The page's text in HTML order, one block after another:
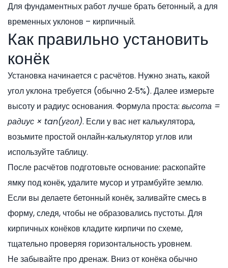
Для фундаментных работ лучше брать бетонный, а для
временных уклонов – кирпичный.
Как правильно установить
конёк
Установка начинается с расчётов. Нужно знать, какой
угол уклона требуется (обычно 2‑5%). Далее измерьте
высоту и радиус основания. Формула проста: высота =
радиус × tan(угол). Если у вас нет калькулятора,
возьмите простой онлайн‑калькулятор углов или
используйте таблицу.
После расчётов подготовьте основание: раскопайте
ямку под конёк, удалите мусор и утрамбуйте землю.
Если вы делаете бетонный конёк, заливайте смесь в
форму, следя, чтобы не образовались пустоты. Для
кирпичных конёков кладите кирпичи по схеме,
тщательно проверяя горизонтальность уровнем.
Не забывайте про дренаж. Вниз от конёка обычно